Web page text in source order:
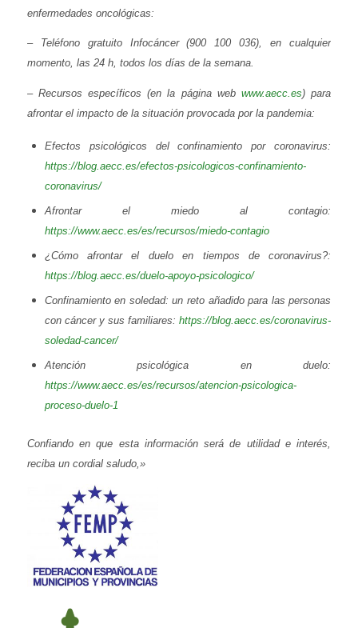
enfermedades oncológicas:
– Teléfono gratuito Infocáncer (900 100 036), en cualquier
momento, las 24 h, todos los días de la semana.
– Recursos específicos (en la página webwww.aecc.es) para
afrontar el impacto de la situación provocada por la pandemia:
Efectos psicológicos del confinamiento por coronavirus:
https://blog.aecc.es/efectos-psicologicos-confinamiento-
coronavirus/
Afrontar el miedo al contagio:
https://www.aecc.es/es/recursos/miedo-contagio
¿Cómo afrontar el duelo en tiempos de coronavirus?:
https://blog.aecc.es/duelo-apoyo-psicologico/
Confinamiento en soledad: un reto añadido para las personas
con cáncer y sus familiares:https://blog.aecc.es/coronavirus-
soledad-cancer/
Atención psicológica en duelo:
https://www.aecc.es/es/recursos/atencion-psicologica-
proceso-duelo-1
Confiando en que esta información será de utilidad e interés,
reciba un cordial saludo,»